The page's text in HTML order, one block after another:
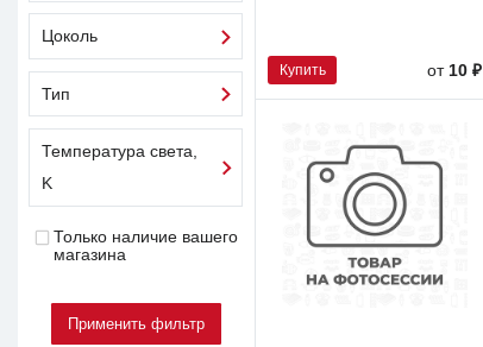
Цоколь
Тип
Температура света,
K
Только наличие вашего
магазина
Купить от10 ₽